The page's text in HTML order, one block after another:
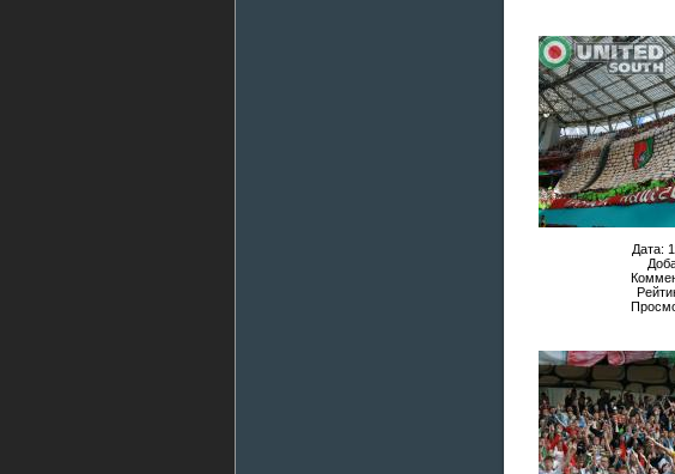
Дата: